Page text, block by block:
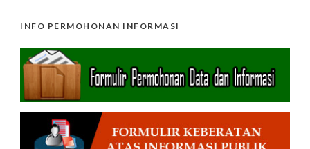
INFO PERMOHONAN INFORMASI